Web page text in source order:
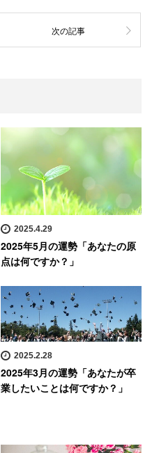
次の記事
2025.4.29
2025年5月の運勢「あなたの原
点は何ですか？」
2025.2.28
2025年3月の運勢「あなたが卒
業したいことは何ですか？」